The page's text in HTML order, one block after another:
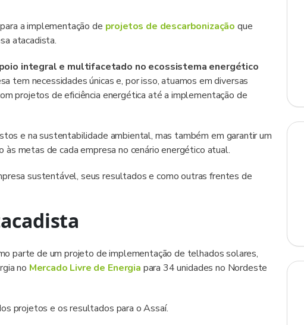
para a implementação de projetos de descarbonização que
atacadista.
integral e multifacetado no ecossistema energético
tem necessidades únicas e, por isso, atuamos em diversas
projetos de eficiência energética até a implementação de
e na sustentabilidade ambiental, mas também em garantir um
metas de cada empresa no cenário energético atual.
sustentável, seus resultados e como outras frentes de
parte de um projeto de implementação de telhados solares,
no Mercado Livre de Energia para 34 unidades no Nordeste
projetos e os resultados para o Assaí.